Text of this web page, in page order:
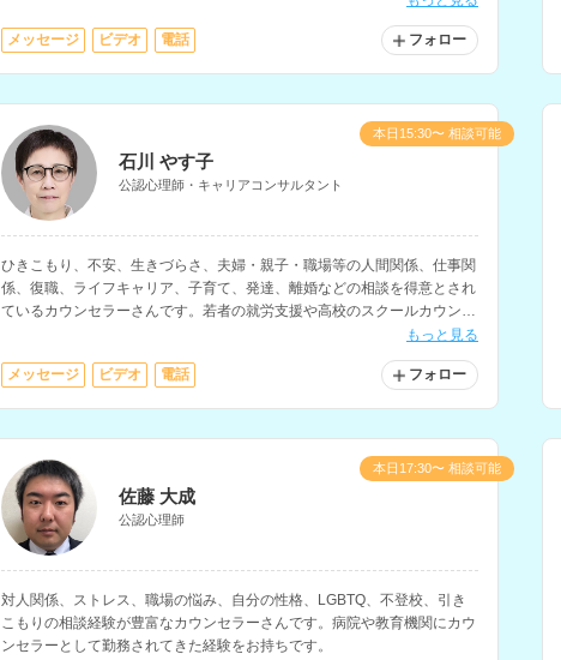
メッセージ ビデオ 電話 フォロー
石川 やす子
公認心理師・キャリアコンサルタント
ひきこもり、不安、生きづらさ、夫婦・親子・職場等の人間関係、仕事関
係、復職、ライフキャリア、子育て、発達、離婚などの相談を得意とされ
ているカウンセラーさんです。若者の就労支援や高校のスクールカウンセ
ラーなど、教育・福祉・行政の現場での勤務経験をお持ちです。もっと見る
メッセージ ビデオ 電話 フォロー
本日15:30〜 相談可能
佐藤 大成
公認心理師
対人関係、ストレス、職場の悩み、自分の性格、LGBTQ、不登校、引き
こもりの相談経験が豊富なカウンセラーさんです。病院や教育機関にカウ
ンセラーとして勤務されてきた経験をお持ちです。
本日17:30〜 相談可能